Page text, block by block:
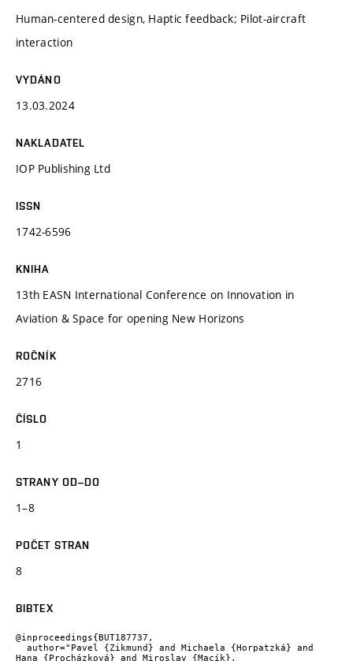
Human-centered design, Haptic feedback; Pilot-aircraft
interaction
VYDÁNO
13.03.2024
NAKLADATEL
IOP Publishing Ltd
ISSN
1742-6596
KNIHA
13th EASN International Conference on Innovation in
Aviation & Space for opening New Horizons
ROČNÍK
2716
ČÍSLO
1
STRANY OD–DO
1–8
POČET STRAN
8
BIBTEX
@inproceedings{BUT187737,
Hana {Procházková} and Miroslav {Macík},